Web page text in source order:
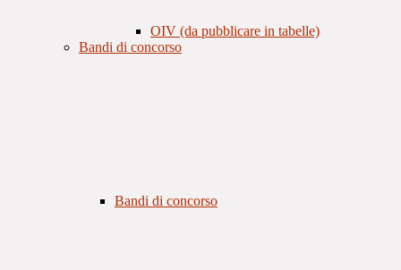
OIV (da pubblicare in tabelle)
Bandi di concorso
Bandi di concorso